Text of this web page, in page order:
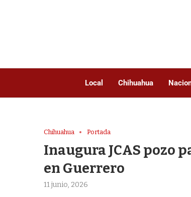
Local Chihuahua
Chihuahua Portada
Inaugura JCAS pozo
en Guerrero
11 junio, 2026